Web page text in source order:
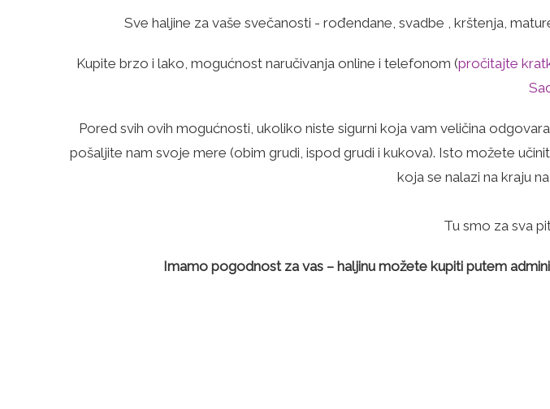
Sve haljine za vaše svečanosti - rođendane, svadbe , krštenja,
Kupite brzo i lako, mogućnost naručivanja online i telefonom (pročitajte
Pored svih ovih mogućnosti, ukoliko niste sigurni koja vam veličina
pošaljite nam svoje mere (obim grudi, ispod grudi i kukova). Isto možete
koja se nalazi na kraju
Tu smo za sva
Imamo pogodnost za vas – haljinu možete kupiti putem